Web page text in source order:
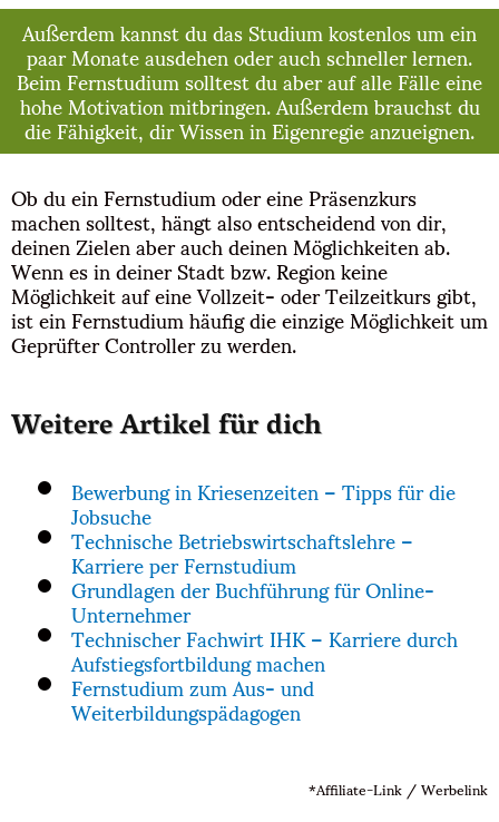
Außerdem kannst du das Studium kostenlos um ein
paar Monate ausdehen oder auch schneller lernen.
Beim Fernstudium solltest du aber auf alle Fälle eine
hohe Motivation mitbringen. Außerdem brauchst du
die Fähigkeit, dir Wissen in Eigenregie anzueignen.
Ob du ein Fernstudium oder eine Präsenzkurs
machen solltest, hängt also entscheidend von dir,
deinen Zielen aber auch deinen Möglichkeiten ab.
Wenn es in deiner Stadt bzw. Region keine
Möglichkeit auf eine Vollzeit- oder Teilzeitkurs gibt,
ist ein Fernstudium häufig die einzige Möglichkeit um
Geprüfter Controller zu werden.
Weitere Artikel für dich
Bewerbung in Kriesenzeiten – Tipps für die
Jobsuche
Technische Betriebswirtschaftslehre –
Karriere per Fernstudium
Grundlagen der Buchführung für Online-
Unternehmer
Technischer Fachwirt IHK – Karriere durch
Aufstiegsfortbildung machen
Fernstudium zum Aus- und
Weiterbildungspädagogen
*Affiliate-Link / Werbelink